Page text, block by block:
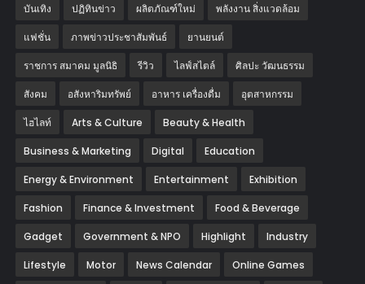
บันเทิง ปฏิทินข่าว ผลิตภัณฑ์ใหม่ พลังงาน สิ่งแวดล้อม
แฟชั่น ภาพข่าวประชาสัมพันธ์ ‎ยานยนต์‎
ราชการ สมาคม มูลนิธิ รีวิว ไลฟ์สไตล์ ศิลปะ วัฒนธรรม
สังคม อสังหาริมทรัพย์ อาหาร เครื่องดื่ม อุตสาหกรรม
ไฮไลท์ Arts & Culture Beauty & Health
Business & Marketing Digital Education
Energy & Environment Entertainment Exhibition
Fashion Finance & Investment Food & Beverage
Gadget Government & NPO Highlight Industry
Lifestyle Motor News Calendar Online Games